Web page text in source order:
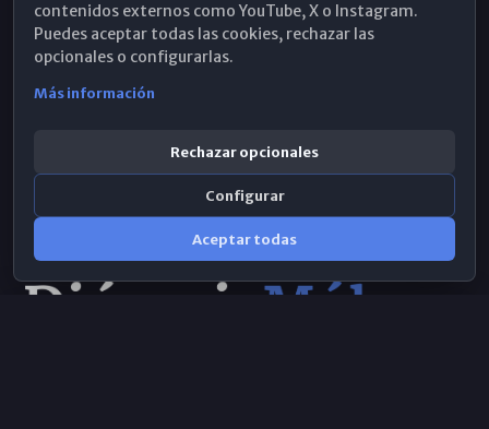
WhatsApp
contenidos externos como YouTube, X o Instagram.
Puedes aceptar todas las cookies, rechazar las
opcionales o configurarlas.
Más información
Rechazar opcionales
Configurar
Aceptar todas